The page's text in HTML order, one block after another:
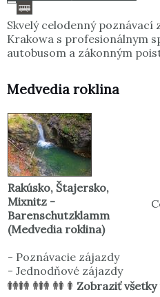
Skvelý celodenný poznávací
Krakowa s profesionálnym
autobusom a zákonným
Medvedia roklina
Rakúsko, Štajersko,
Mixnitz -
Barenschutzklamm
(Medvedia roklina)
- Poznávacie zájazdy
- Jednodňové zájazdy
Zobraziť